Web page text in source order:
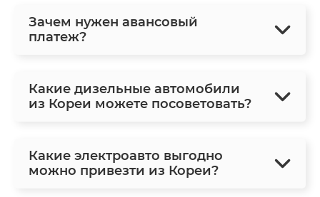
Зачем нужен авансовый
платеж?
Какие дизельные автомобили
из Кореи можете посоветовать?
Какие электроавто выгодно
можно привезти из Кореи?